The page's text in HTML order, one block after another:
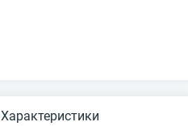
Характеристики